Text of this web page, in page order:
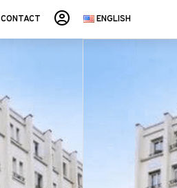
CONTACT ENGLISH